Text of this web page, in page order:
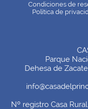
Condiciones de
Política de
Parque
Dehesa de
Nº registro Casa